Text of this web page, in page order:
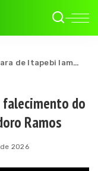
lamenta o falecimento do ex-servidor Arnoldo Teodoro Ramos
falecimento do
Ramos
2026